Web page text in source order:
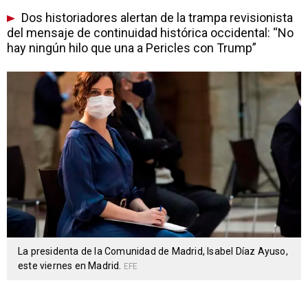
Dos historiadores alertan de la trampa revisionista
del mensaje de continuidad histórica occidental: “No
hay ningún hilo que una a Pericles con Trump”
La presidenta de la Comunidad de Madrid, Isabel Díaz Ayuso,
este viernes en Madrid.
EFE